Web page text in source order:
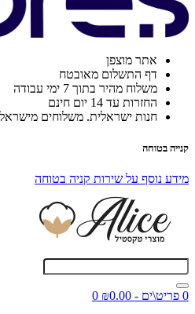
אתר מוצפן
דף התשלום מאובטח
משלוח מהיר בתוך 7 ימי עבודה
החזרות עד 14 יום חינם
חנות ישראלית. משלוחים מישראל
קנייה בטוחה
מידע נוסף על שירות קניה בטוחה
0 פריט\ים - ₪0.00
0